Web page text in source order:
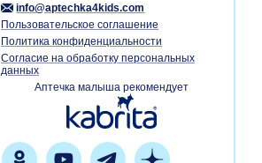
Пользовательское соглашение
Политика конфиденциальности
Согласие на обработку персональных
данных
info@aptechka4kids.com
Аптечка малыша рекомендует